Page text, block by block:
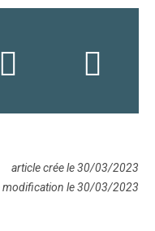
article crée le 30/03/2023
modification le 30/03/2023